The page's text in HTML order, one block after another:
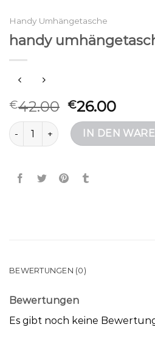
Handy Umhängetasche
handy
€42.00 €26.00
handy umhängetasche Menge
IN DEN
BEWERTUNGEN (0)
Bewertungen
Es gibt noch keine